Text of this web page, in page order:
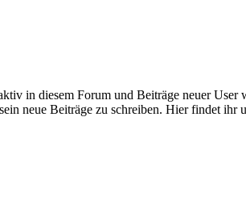
in diesem Forum und Beiträge neuer User
neue Beiträge zu schreiben. Hier findet ihr